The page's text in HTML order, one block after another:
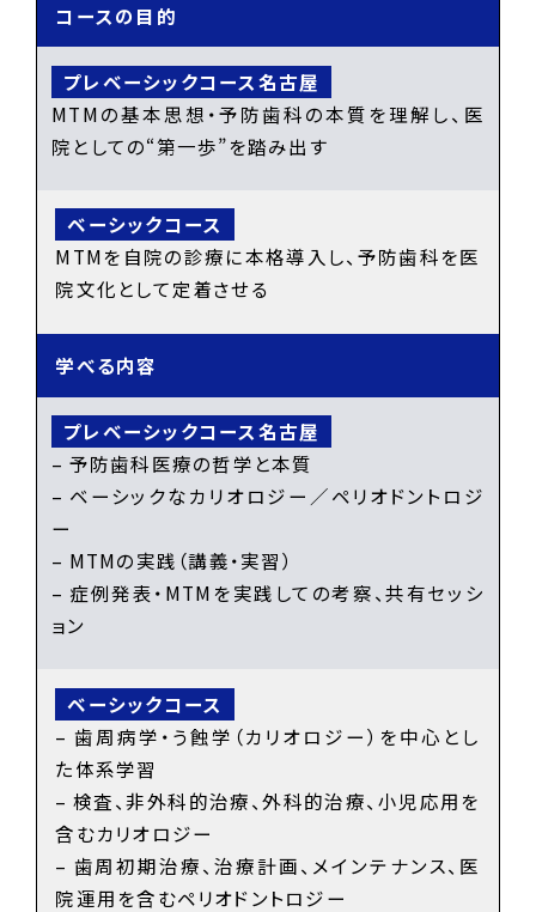
コースの目的
MTMの基本思想・予防歯科の本質を理解し、医
院としての“第一歩”を踏み出す
MTMを自院の診療に本格導入し、予防歯科を医
院文化として定着させる
学べる内容
– 予防歯科医療の哲学と本質
– ベーシックなカリオロジー／ペリオドントロジ
ー
– MTMの実践（講義・実習）
– 症例発表・MTMを実践しての考察、共有セッシ
ョン
– 歯周病学・う蝕学（カリオロジー）を中心とし
た体系学習
– 検査、非外科的治療、外科的治療、小児応用を
含むカリオロジー
– 歯周初期治療、治療計画、メインテナンス、医
院運用を含むペリオドントロジー